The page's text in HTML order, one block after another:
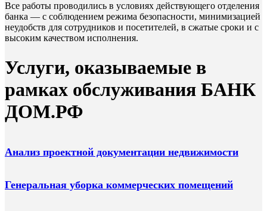
Все работы проводились в условиях действующего отделения
банка — с соблюдением режима безопасности, минимизацией
неудобств для сотрудников и посетителей, в сжатые сроки и с
высоким качеством исполнения.
Услуги, оказываемые в
рамках обслуживания БАНК
ДОМ.РФ
Анализ проектной документации недвижимости
Генеральная уборка коммерческих помещений